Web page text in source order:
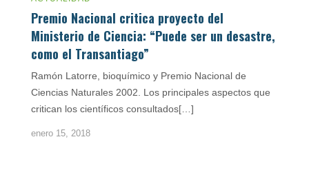
Premio Nacional critica proyecto del
Ministerio de Ciencia: “Puede ser un desastre,
como el Transantiago”
Ramón Latorre, bioquímico y Premio Nacional de
Ciencias Naturales 2002. Los principales aspectos que
critican los científicos consultados[…]
enero 15, 2018